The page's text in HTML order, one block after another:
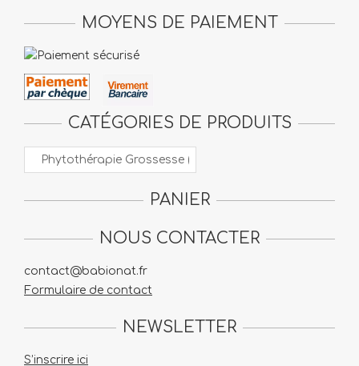
MOYENS DE PAIEMENT
CATÉGORIES DE PRODUITS
PANIER
NOUS CONTACTER
contact@babionat.fr
Formulaire de contact
NEWSLETTER
S’inscrire ici